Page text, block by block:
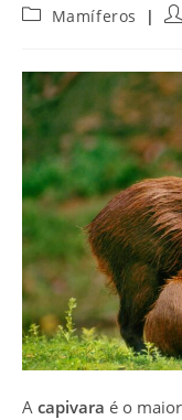
Categoria
Mamíferos
A capivara é o